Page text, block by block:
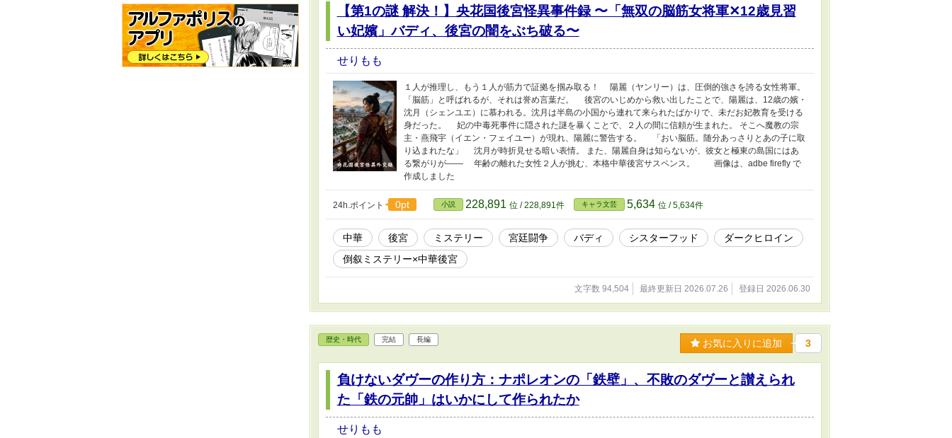
【第1の謎 解決！】央花国後宮怪異事件録 〜「無双の脳筋女将軍✕12歳見習
い妃嬪」バディ、後宮の闇をぶち破る〜
せりもも
１人が推理し、もう１人が筋力で証拠を掴み取る！ 陽麗（ヤンリー）は、圧倒的強さを誇る女性将軍。
「脳筋」と呼ばれるが、それは誉め言葉だ。 後宮のいじめから救い出したことで、陽麗は、12歳の嬪・
沈月（シェンユエ）に慕われる。沈月は半島の小国から連れて来られたばかりで、未だお妃教育を受ける
身だった。 妃の中毒死事件に隠された謎を暴くことで、２人の間に信頼が生まれた。 そこへ魔教の宗
主・燕飛宇（イエン・フェイユー）が現れ、陽麗に警告する。 「おい脳筋。随分あっさりとあの子に取
り込まれたな」 沈月が時折見せる暗い表情。 また、陽麗自身は知らないが、彼女と極東の島国にはあ
る繋がりが―― 年齢の離れた女性２人が挑む、本格中華後宮サスペンス。 画像は、adbe firefly で
作成しました
24h.ポイント 0pt 小説 228,891 位 / 228,891件 キャラ文芸 5,634 位 / 5,634件
中華 後宮 ミステリー 宮廷闘争 バディ シスターフッド
ダークヒロイン
倒叙ミステリー×中華後宮
文字数 94,504 最終更新日 2026.07.26 登録日 2026.06.30
歴史・時代 完結 長編 お気に入りに追加 3
負けないダヴーの作り方：ナポレオンの「鉄壁」、不敗のダヴーと讃えられ
た「鉄の元帥」はいかにして作られたか
せりもも